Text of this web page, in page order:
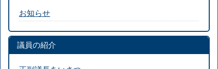
お知らせ
議員の紹介